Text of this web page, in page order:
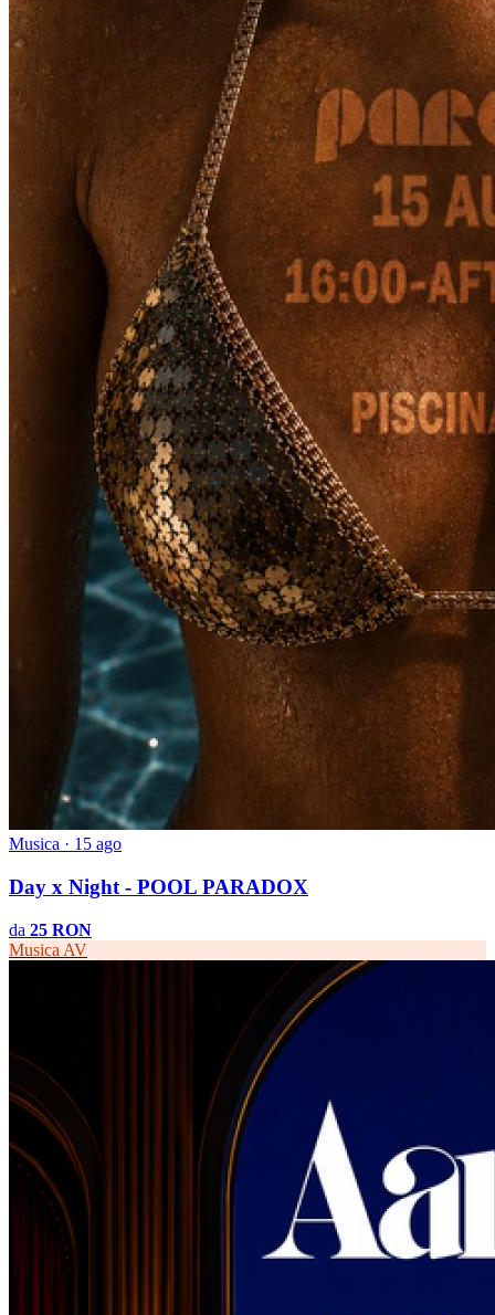
Musica · 15 ago
Day x Night - POOL PARADOX
da 25 RON
Musica AV